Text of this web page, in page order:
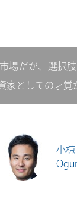
場だが、選択
家としての才覚
小椋